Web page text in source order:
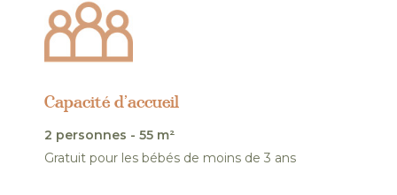
Capacité d’accueil
2 personnes - 55 m²
Gratuit pour les bébés de moins de 3 ans